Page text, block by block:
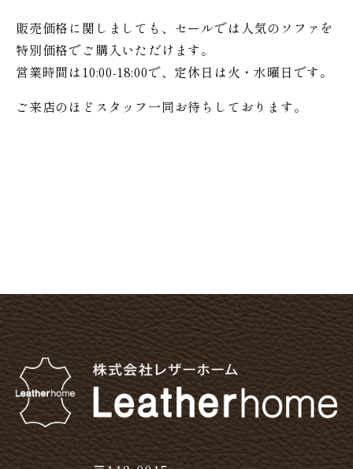
販売価格に関しましても、セールでは人気のソファを
特別価格でご購入いただけます。
営業時間は10:00-18:00で、定休日は火・水曜日です。
ご来店のほどスタッフ一同お待ちしております。